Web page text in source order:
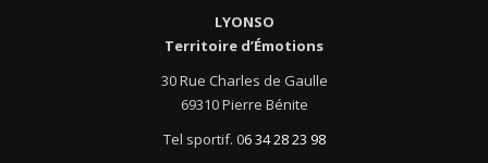
LYONSO
Territoire d’Émotions
30 Rue Charles de Gaulle
69310 Pierre Bénite
Tel sportif. 06 34 28 23 98